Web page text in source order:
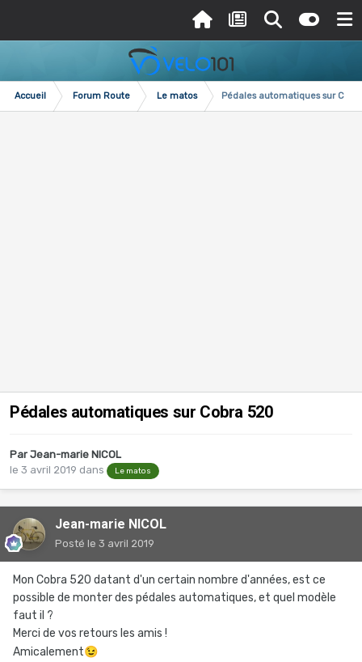
Accueil Forum Route Le matos Pédales automatiques sur
Pédales automatiques sur Cobra 520
Par Jean-marie NICOL
le 3 avril 2019 dans Le matos
Jean-marie NICOL
Posté le 3 avril 2019
Mon Cobra 520 datant d'un certain nombre d'années, est ce
possible de monter des pédales automatiques, et quel modèle
faut il ?
Merci de vos retours les amis !
Amicalement😉